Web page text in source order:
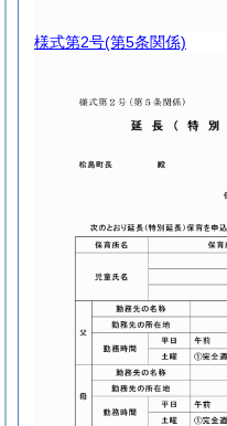
様式第2号(第5条関係)